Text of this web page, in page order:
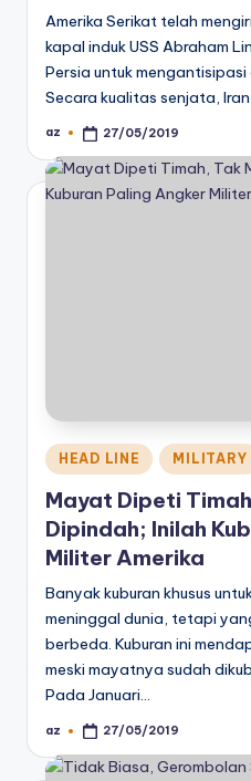
Amerika Serikat telah
kapal induk USS Abraham
Persia untuk
Secara kualitas senjata,
Posted
az 27/05/2019
Posted
in
HEAD LINE MILITARY
Mayat Dipeti
Dipindah; Inilah
Militer Amerika
Banyak kuburan khusus
meninggal dunia, tetapi
berbeda. Kuburan ini
meski mayatnya sudah
Pada Januari…
Posted
az 27/05/2019